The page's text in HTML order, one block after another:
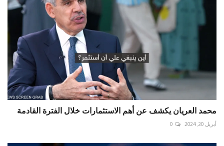
محمد العريان يكشف عن أهم الاستثمارات خلال الفترة القادمة
أبريل 30, 2024 0